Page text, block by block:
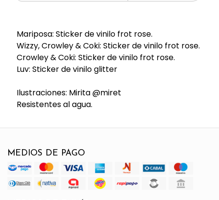
Mariposa: Sticker de vinilo frot rose.
Wizzy, Crowley & Coki: Sticker de vinilo frot rose.
Crowley & Coki: Sticker de vinilo frot rose.
Luv: Sticker de vinilo glitter
Ilustraciones: Mirita @miret
Resistentes al agua.
MEDIOS DE PAGO